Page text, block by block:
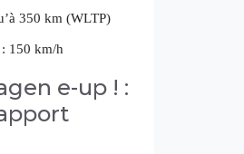
350 km (WLTP)
150 km/h
e-up ! :